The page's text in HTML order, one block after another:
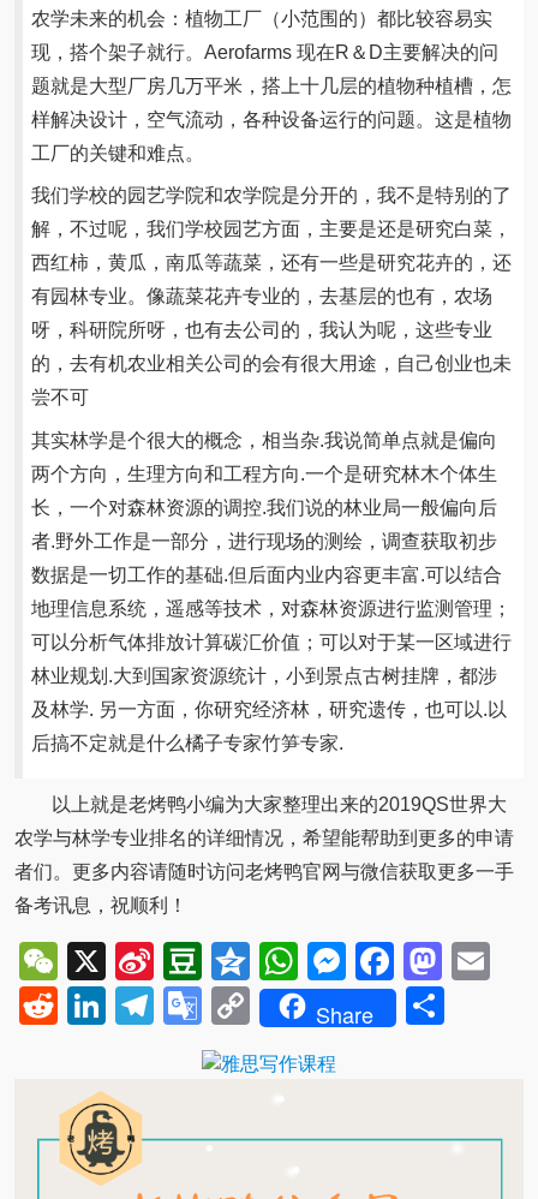
农学未来的机会：植物工厂（小范围的）都比较容易实
现，搭个架子就行。Aerofarms 现在R＆D主要解决的问
题就是大型厂房几万平米，搭上十几层的植物种植槽，怎
样解决设计，空气流动，各种设备运行的问题。这是植物
工厂的关键和难点。
我们学校的园艺学院和农学院是分开的，我不是特别的了
解，不过呢，我们学校园艺方面，主要是还是研究白菜，
西红柿，黄瓜，南瓜等蔬菜，还有一些是研究花卉的，还
有园林专业。像蔬菜花卉专业的，去基层的也有，农场
呀，科研院所呀，也有去公司的，我认为呢，这些专业
的，去有机农业相关公司的会有很大用途，自己创业也未
尝不可
其实林学是个很大的概念，相当杂.我说简单点就是偏向
两个方向，生理方向和工程方向.一个是研究林木个体生
长，一个对森林资源的调控.我们说的林业局一般偏向后
者.野外工作是一部分，进行现场的测绘，调查获取初步
数据是一切工作的基础.但后面内业内容更丰富.可以结合
地理信息系统，遥感等技术，对森林资源进行监测管理；
可以分析气体排放计算碳汇价值；可以对于某一区域进行
林业规划.大到国家资源统计，小到景点古树挂牌，都涉
及林学. 另一方面，你研究经济林，研究遗传，也可以.以
后搞不定就是什么橘子专家竹笋专家.
以上就是老烤鸭小编为大家整理出来的2019QS世界大
农学与林学专业排名的详细情况，希望能帮助到更多的申请
者们。更多内容请随时访问老烤鸭官网与微信获取更多一手
备考讯息，祝顺利！
WeChat
X
Sina
Weibo
Douban
QzoneWhatsApp
Messenger
RedditLinkedIn
Telegram
Google
Translate
Copy
Link
Share